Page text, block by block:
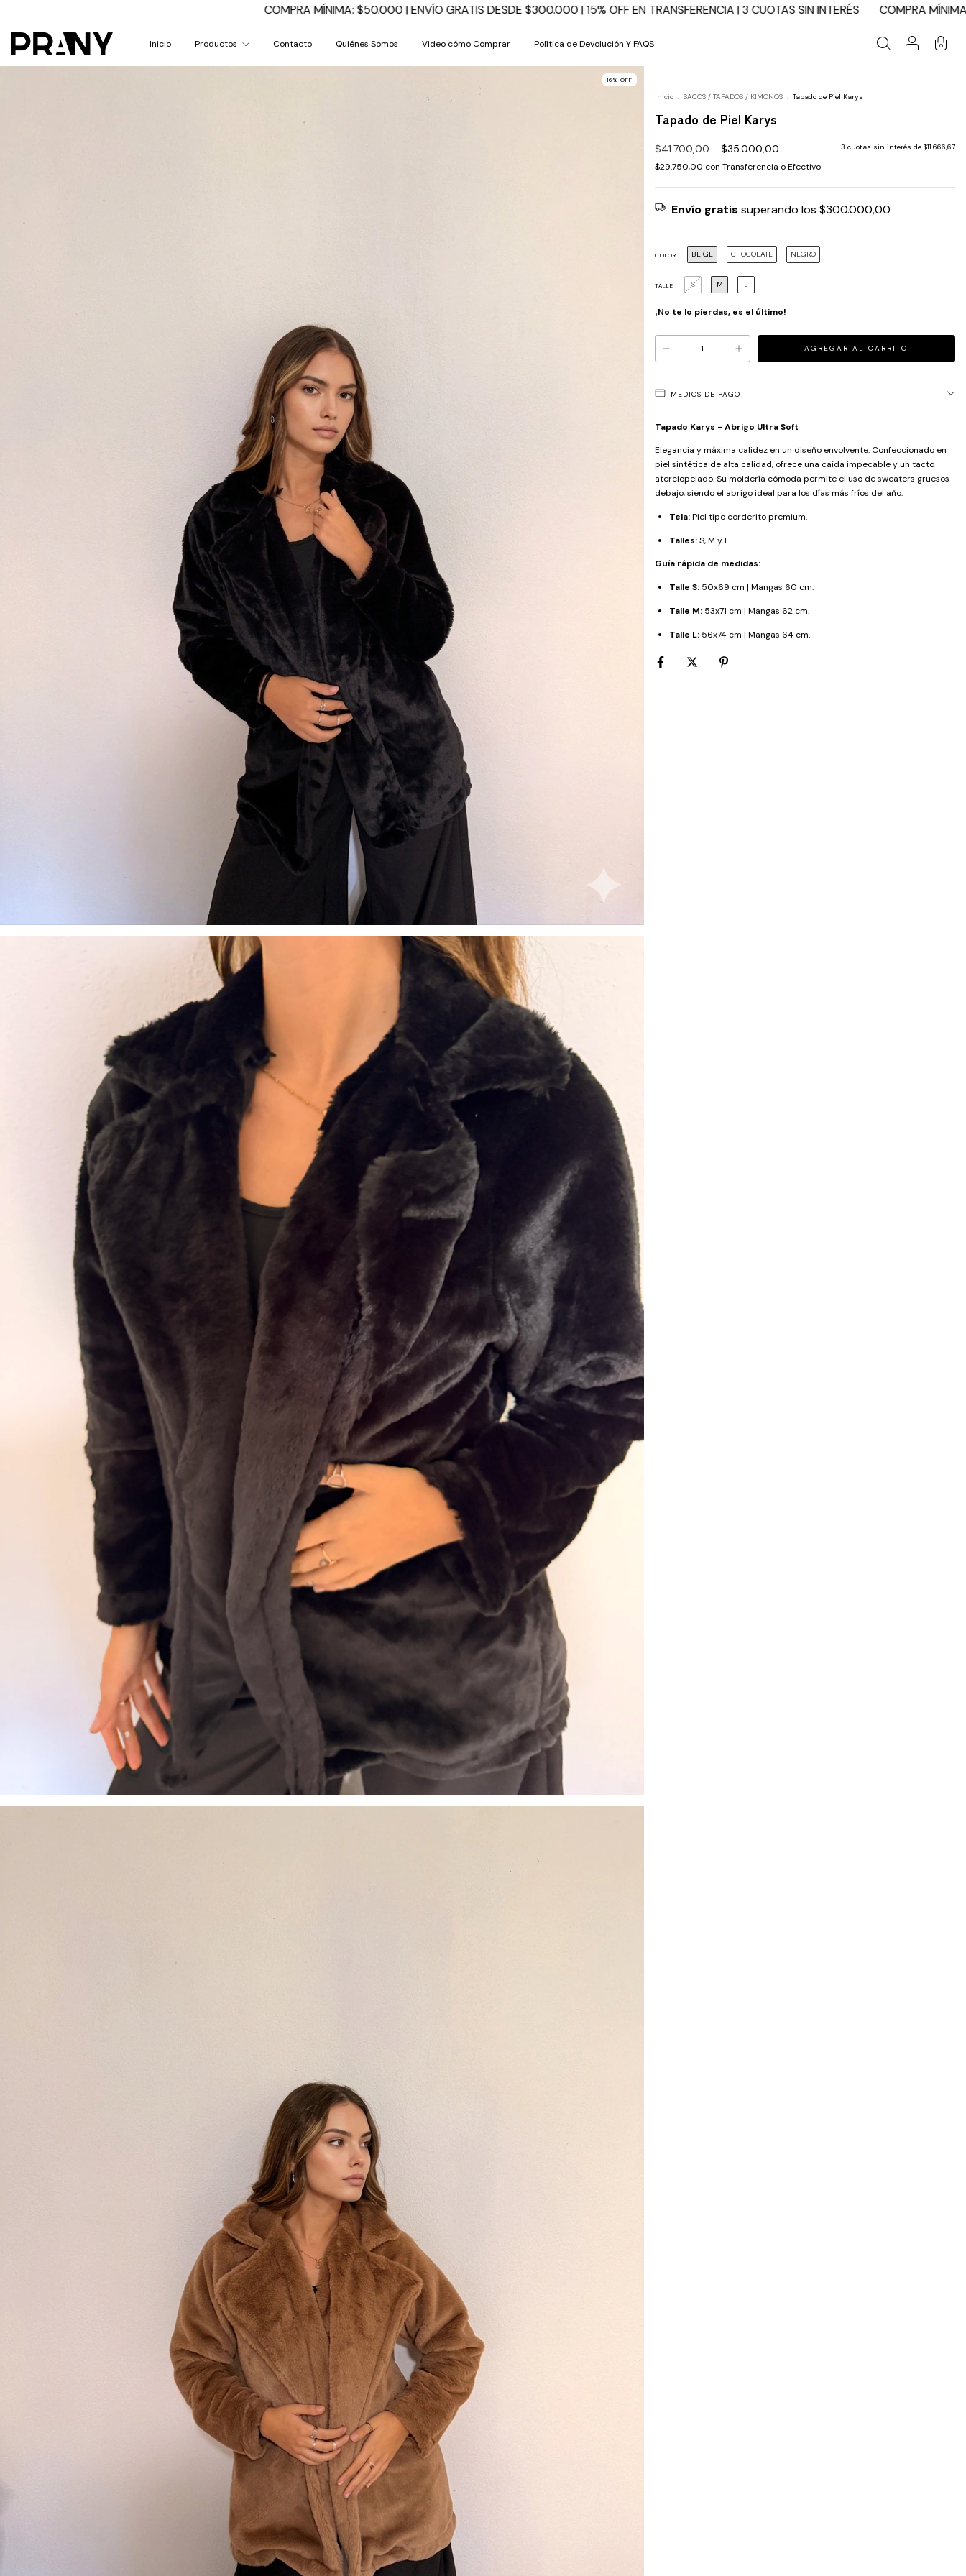
COMPRA MÍNIMA: $50.000 | ENVÍO GRATIS DESDE $300.000 | 15% OFF EN TRANSFERENCIA | 3 CUOTAS SIN INTERÉS COMPRA MÍNIMA: $50.000 | ENVÍO GRATIS DESDE
Inicio Productos Contacto Quiénes Somos Video cómo Comprar Política de Devolución Y FAQS 0
16 % OFF
Inicio . SACOS / TAPADOS / KIMONOS . Tapado de Piel Karys
Tapado de Piel Karys
$41.700,00 $35.000,00 3 cuotas sin interés de $11.666,67
$29.750,00 con Transferencia o Efectivo
Envío gratis superando los $300.000,00
COLOR BEIGE CHOCOLATE NEGRO
TALLE S M L
¡No te lo pierdas, es el último!
MEDIOS DE PAGO
Tapado Karys - Abrigo Ultra Soft
Elegancia y máxima calidez en un diseño envolvente. Confeccionado en
piel sintética de alta calidad, ofrece una caída impecable y un tacto
aterciopelado. Su moldería cómoda permite el uso de sweaters gruesos
debajo, siendo el abrigo ideal para los días más fríos del año.
Tela:Piel tipo corderito premium.
Talles:S, M y L.
Guía rápida de medidas:
Talle S: 50x69 cm | Mangas 60 cm.
Talle M: 53x71 cm | Mangas 62 cm.
Talle L: 56x74 cm | Mangas 64 cm.